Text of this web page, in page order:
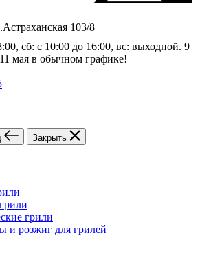
103/8
сб: с 10:00 до 16:00, вс: выходной. 9
мая в обычном графике!
Закрыть
грили
и розжиг для грилей